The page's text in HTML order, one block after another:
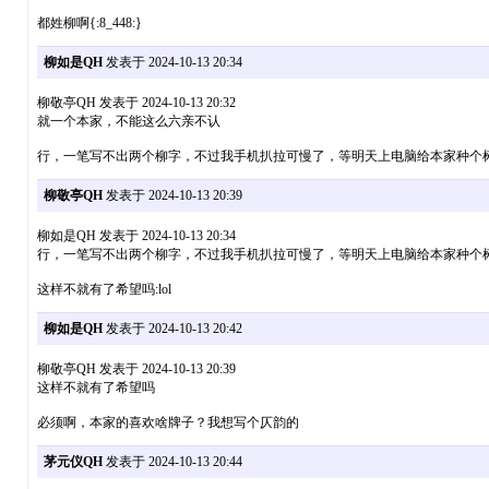
都姓柳啊{:8_448:}
柳如是QH发表于 2024-10-13 20:34
柳敬亭QH 发表于 2024-10-13 20:32
就一个本家，不能这么六亲不认
行，一笔写不出两个柳字，不过我手机扒拉可慢了，等明天上电脑给本家种个
柳敬亭QH发表于 2024-10-13 20:39
柳如是QH 发表于 2024-10-13 20:34
行，一笔写不出两个柳字，不过我手机扒拉可慢了，等明天上电脑给本家种个
这样不就有了希望吗:lol
柳如是QH发表于 2024-10-13 20:42
柳敬亭QH 发表于 2024-10-13 20:39
这样不就有了希望吗
必须啊，本家的喜欢啥牌子？我想写个仄韵的
茅元仪QH发表于 2024-10-13 20:44